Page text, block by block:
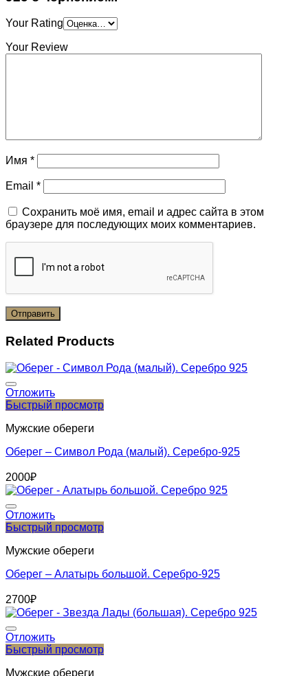
Your Rating
Your Review
Имя *
Email *
Сохранить моё имя, email и адрес сайта в этом
браузере для последующих моих комментариев.
Related Products
Отложить
Быстрый просмотр
Мужские обереги
Оберег – Символ Рода (малый). Серебро-925
2000₽
Отложить
Быстрый просмотр
Мужские обереги
Оберег – Алатырь большой. Серебро-925
2700₽
Отложить
Быстрый просмотр
Мужские обереги